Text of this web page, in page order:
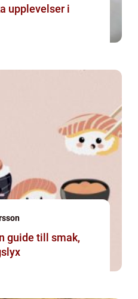
upplevelser i